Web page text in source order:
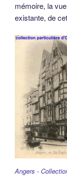
mémoire, la
existante, de
Angers -